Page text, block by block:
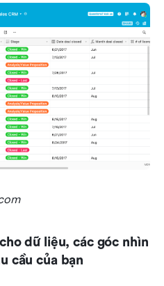
dữ liệu, các góc nhìn
cầu của bạn